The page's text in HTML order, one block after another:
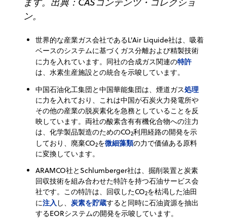
ン。
世界的な産業ガス会社であるL'Air Liquide社は、吸着
ベースのシステムに基づくガス分離および精製技術
に力を入れています。同社の合成ガス関連の特許
は、水素生産施設との統合を示唆しています。
中国石油化工集団と中国華能集団は、煙道ガス処理
に力を入れており、これは中国が石炭火力発電所や
その他の産業の脱炭素化を急務としていることを反
映しています。両社の酸素含有有機化合物への注力
は、化学製品製造のためのCO2利用経路の開発を示
しており、廃棄CO2を微細藻類の力で価値ある原料
に変換しています。
ARAMCO社とSchlumberger社は、掘削装置と炭素
回収技術を組み合わせた特許を持つ石油サービス会
社です。この特許は、回収したCO2を枯渇した油田
に注入 し、 炭素を貯蔵すると同時に石油資源を抽出
するEORシステムの開発を示唆しています。